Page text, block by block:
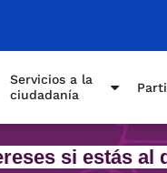
Servicios a la
ciudadanía
si estás al